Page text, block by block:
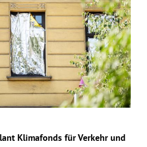
Klimafonds für Verkehr und